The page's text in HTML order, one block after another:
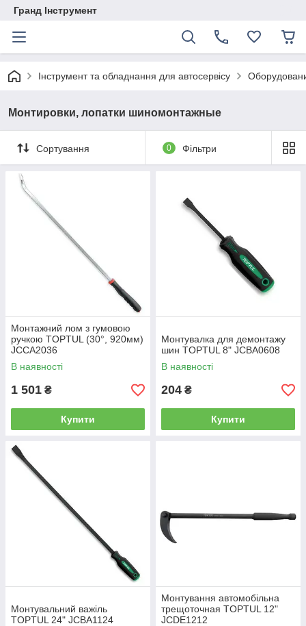
Гранд Інструмент
Інструмент та обладнання для автосервісу
Монтировки, лопатки шиномонтажные
Сортування 0 Фільтри
Монтажний лом з гумовою
ручкою TOPTUL (30°, 920мм)
JCCA2036
В наявності
1 501 ₴
Купити
Монтувалка для демонтажу
шин TOPTUL 8" JCBA0608
В наявності
204 ₴
Купити
Монтувальний важіль
TOPTUL 24" JCBA1124
Монтування автомобільна
трещоточная TOPTUL 12"
JCDE1212